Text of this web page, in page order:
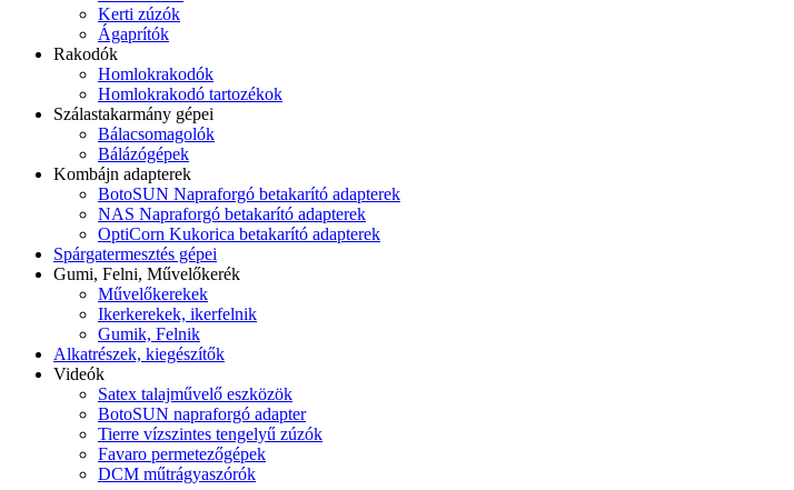
Kerti zúzók
Ágaprítók
Rakodók
Homlokrakodók
Homlokrakodó tartozékok
Szálastakarmány gépei
Bálacsomagolók
Bálázógépek
Kombájn adapterek
BotoSUN Napraforgó betakarító adapterek
NAS Napraforgó betakarító adapterek
OptiCorn Kukorica betakarító adapterek
Spárgatermesztés gépei
Gumi, Felni, Művelőkerék
Művelőkerekek
Ikerkerekek, ikerfelnik
Gumik, Felnik
Alkatrészek, kiegészítők
Videók
Satex talajművelő eszközök
BotoSUN napraforgó adapter
Tierre vízszintes tengelyű zúzók
Favaro permetezőgépek
DCM műtrágyaszórók